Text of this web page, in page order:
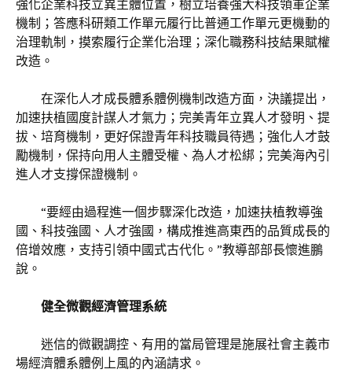
強化企業科技立異主體位置，樹立培養強大科技領軍企業
機制；答應科研類工作單元履行比普通工作單元更機動的
治理軌制，摸索履行企業化治理；深化職務科技結果賦權
改造。
在深化人才成長體系體例機制改造方面，決議提出，
加速扶植國度計謀人才氣力；完美青年立異人才發明、提
拔、培育機制，更好保證青年科技職員待遇；強化人才鼓
勵機制，保持向用人主體受權、為人才松綁；完美海內引
進人才支撐保證機制。
“要經由過程進一個步驟深化改造，加速扶植教導強
國、科技強國、人才強國，構成推進高東西的品質成長的
倍增效應，支持引領中國式古代化。”教導部部長懷進鵬
說。
健全微觀經濟管理系統
迷信的微觀調控、有用的當局管理是施展社會主義市
場經濟體系體例上風的內涵請求。